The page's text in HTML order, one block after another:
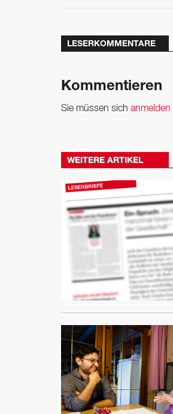
LESERKOMMENTARE
Kommentieren
Sie müssen sich anmelden
WEITERE ARTIKEL